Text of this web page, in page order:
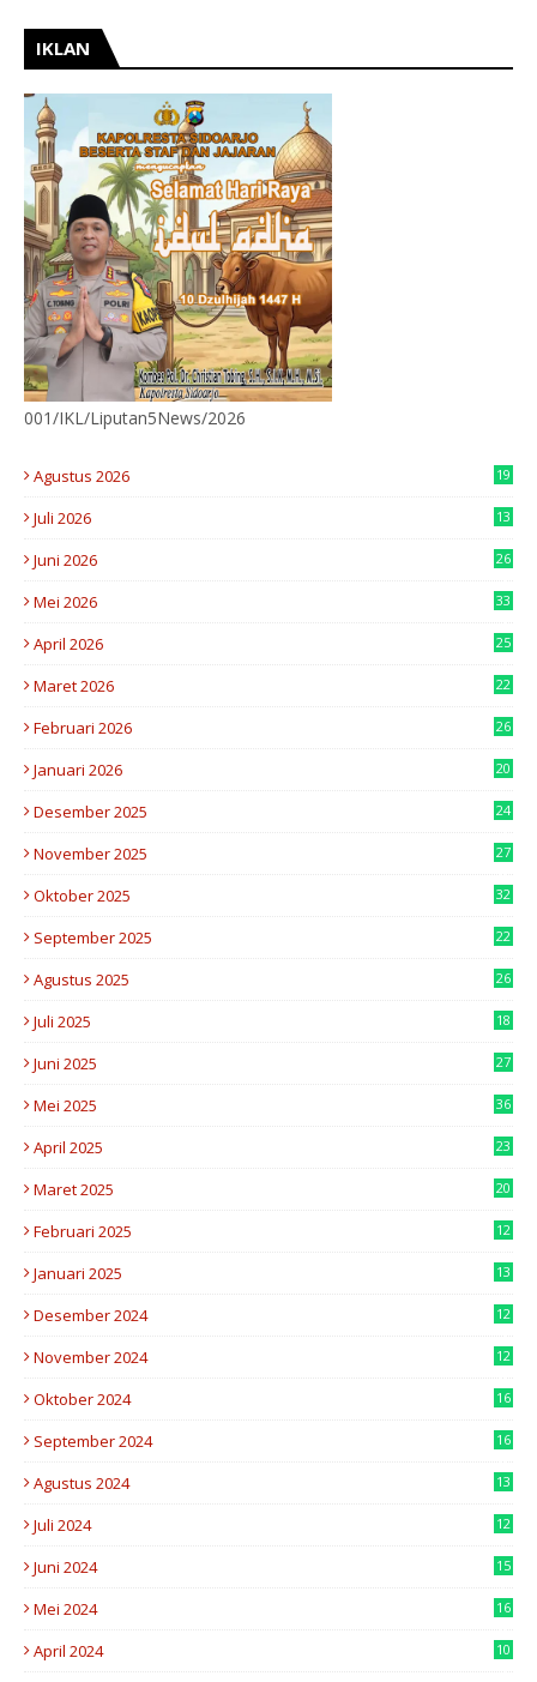
IKLAN
001/IKL/Liputan5News/2026
Agustus 2026 19
Juli 2026
13
Juni 2026
26
Mei 2026
33
April 2026
25
Maret 2026
22
Februari 2026
26
Januari 2026
20
Desember 2025
24
November 2025
27
Oktober 2025
32
September 2025
22
Agustus 2025
26
Juli 2025
18
Juni 2025
27
Mei 2025
36
April 2025
23
Maret 2025
20
Februari 2025
12
Januari 2025
13
Desember 2024
12
November 2024
12
Oktober 2024
16
September 2024
16
Agustus 2024
13
Juli 2024
12
Juni 2024
15
Mei 2024
16
April 2024
10